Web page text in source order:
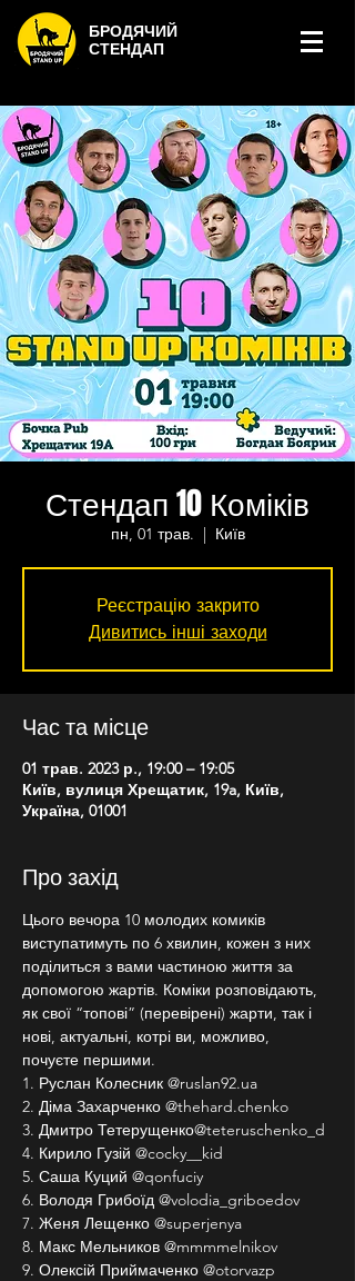
БРОДЯЧИЙ
СТЕНДАП
Стендап 10 Коміків
пн, 01 трав.
  |
Київ
Реєстрацію закрито
Дивитись інші заходи
Час та місце
01 трав. 2023 р., 19:00 – 19:05
Київ, вулиця Хрещатик, 19a, Київ,
Україна, 01001
Про захід
Цього вечора 10 молодих комиків
виступатимуть по 6 хвилин, кожен з них
поділиться з вами частиною життя за
допомогою жартів. Коміки розповідають,
як свої “топові” (перевірені) жарти, так і
нові, актуальні, котрі ви, можливо,
почуєте першими.
1. Руслан Колесник @ruslan92.ua
2. Діма Захарченко @thehard.chenko
3. Дмитро Тетерущенко@teteruschenko_d
4. Кирило Гузій @cocky__kid
5. Саша Куций @qonfuciy
6. Володя Грибоїд @volodia_griboedov
7. Женя Лещенко @superjenya
8. Макс Мельников @mmmmelnikov
9. Олексій Приймаченко @otorvazp